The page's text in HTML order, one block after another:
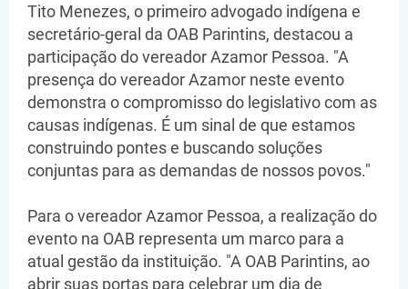
Tito Menezes, o primeiro advogado indígena e
secretário-geral da OAB Parintins, destacou a
participação do vereador Azamor Pessoa. "A
presença do vereador Azamor neste evento
demonstra o compromisso do legislativo com as
causas indígenas. É um sinal de que estamos
construindo pontes e buscando soluções
conjuntas para as demandas de nossos povos."
Para o vereador Azamor Pessoa, a realização do
evento na OAB representa um marco para a
atual gestão da instituição. "A OAB Parintins, ao
abrir suas portas para celebrar um dia de